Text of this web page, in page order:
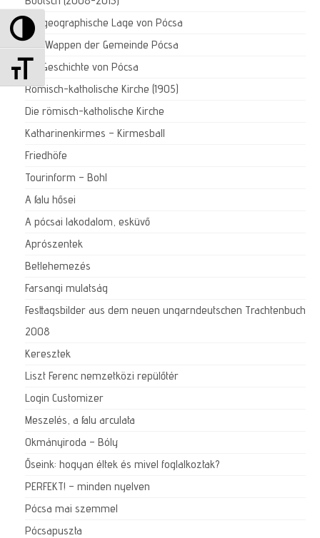
Umschalten auf hohe Kontraste
Schrift vergrößern
Die geographische Lage von Pócsa
Das Wappen der Gemeinde Pócsa
Die Geschichte von Pócsa
Römisch-katholische Kirche (1905)
Die römisch-katholische Kirche
Katharinenkirmes – Kirmesball
Friedhöfe
Tourinform – Bohl
A falu hősei
A pócsai lakodalom, esküvő
Aprószentek
Betlehemezés
Farsangi mulatság
Festtagsbilder aus dem neuen ungarndeutschen Trachtenbuch
2008
Keresztek
Liszt Ferenc nemzetközi repülőtér
Login Customizer
Meszelés, a falu arculata
Okmányiroda – Bóly
Őseink: hogyan éltek és mivel foglalkoztak?
PERFEKT! – minden nyelven
Pócsa mai szemmel
Pócsapuszta